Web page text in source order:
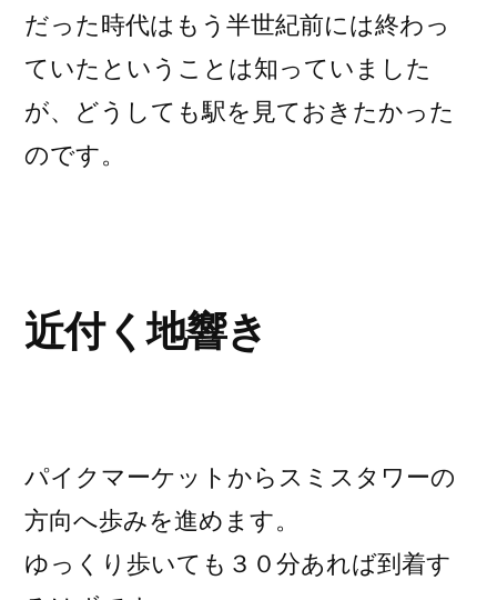
だった時代はもう半世紀前には終わっ
ていたということは知っていました
が、どうしても駅を見ておきたかった
のです。
近付く地響き
パイクマーケットからスミスタワーの
方向へ歩みを進めます。
ゆっくり歩いても３０分あれば到着す